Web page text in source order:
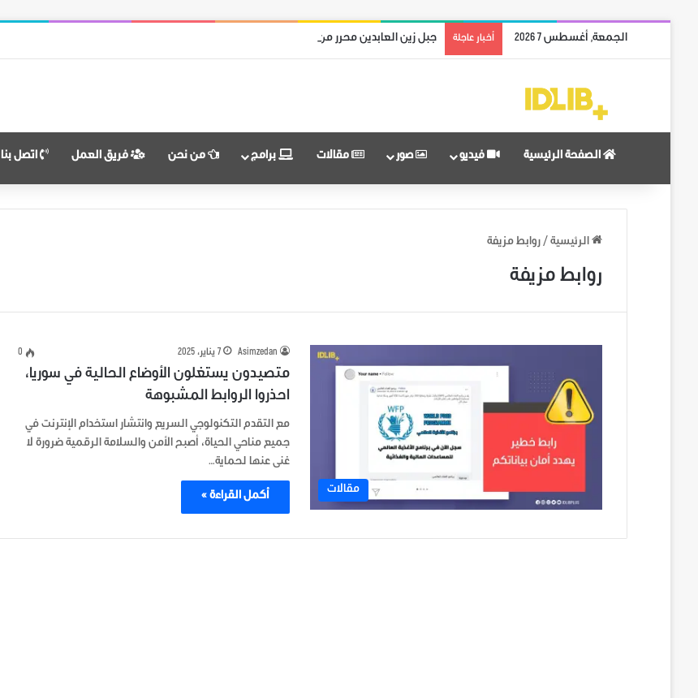
الجمعة, أغسطس 7 2026 أخبار عاجلة جبل زين العابدين محرر من قوات النظام وميليشياته
الصفحة الرئيسية فيديو صور مقالات برامج من نحن فريق العمل اتصل بنا
الرئيسية / روابط مزيفة
روابط مزيفة
مقالات
Asimzedan 7 يناير، 2025 0
متصيدون يستغلون الأوضاع الحالية في سوريا،
احذروا الروابط المشبوهة
مع التقدم التكنولوجي السريع وانتشار استخدام الإنترنت في
جميع مناحي الحياة، أصبح الأمن والسلامة الرقمية ضرورة لا
غنى عنها لحماية…
أكمل القراءة »